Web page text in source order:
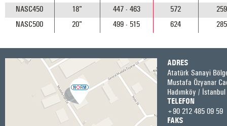
NASC450
18" 447 - 463 572
259
NASC500
20" 499 - 515 624 285
ADRES
Atatürk Sanayi
Mustafa Özyanar
Hadımköy / İstanbul
TELEFON
+90 212 485 09 59
FAKS